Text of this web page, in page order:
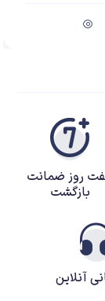
روز ضمانت
بازگشت
آنلاین